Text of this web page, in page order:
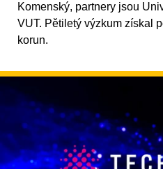
Komenský, partnery jsou
VUT. Pětiletý výzkum získal
korun.